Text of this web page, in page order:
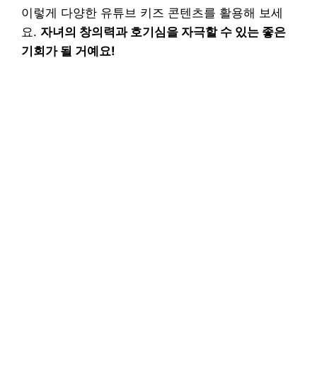
이렇게 다양한 유튜브 키즈 콘텐츠를 활용해 보세
요. 자녀의 창의력과 호기심을 자극할 수 있는 좋은
기회가 될 거예요!